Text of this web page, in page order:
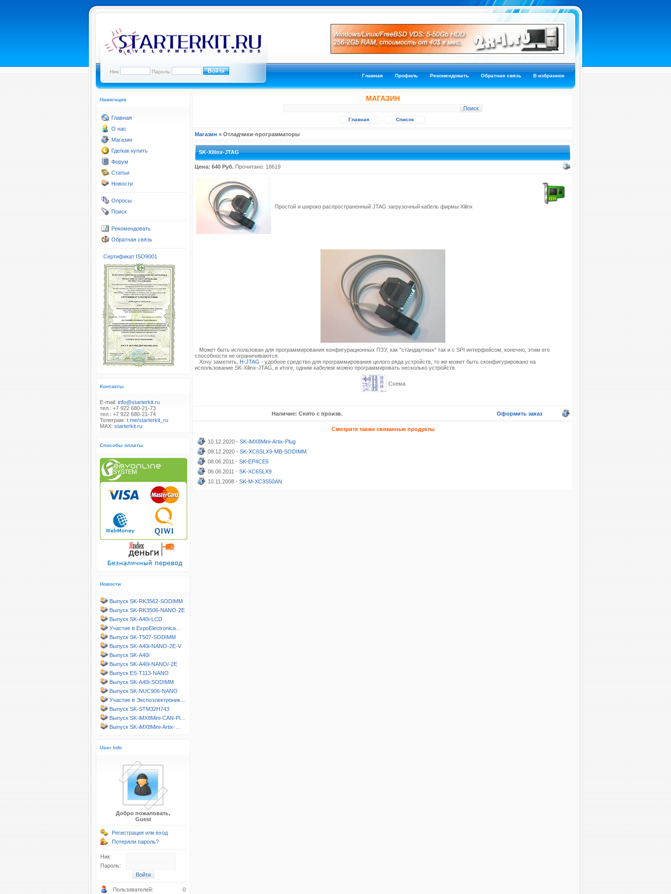
Ник: Пароль:
Главная Профиль Рекомендовать Обратная связь В избранное
Навигация
Главная
О нас
Магазин
Где/как купить
Форум
Статьи
Новости
Опросы
Поиск
Рекомендовать
Обратная связь
Сертификат ISO9001
Контакты
E-mail: info@starterkit.ru
тел.: +7 922 680-21-73
тел.: +7 922 680-21-74
Телеграм: t.me/starterkit_ru
MAX: starterkit.ru
Способы оплаты
Новости
Выпуск SK-RK3562-SODIMM
Выпуск SK-RK3506-NANO-2E
Выпуск SK-A40i-LCD
Участие в ExpoElectronica…
Выпуск SK-T507-SODIMM
Выпуск SK-A40i-NANO-2E-V
Выпуск SK-A40i
Выпуск SK-A40i-NANO/-2E
Выпуск ES-T113-NANO
Выпуск SK-A40i-SODIMM
Выпуск SK-NUC906-NANO
Участие в Экспоэлектроник…
Выпуск SK-STM32H743
Выпуск SK-iMX8Mini-CAN-Pl…
Выпуск SK-iMX8Mini-Artix-…
User Info
Добро пожаловать,
Guest
Регистрация или вход
Потеряли пароль?
Ник:
Пароль:
Пользователей: 0
МАГАЗИН
Главная Список
Магазин » Отладчики-программаторы
SK-Xilinx-JTAG
Цена: 640 Руб. Прочитано: 18619
Простой и широко распространенный JTAG загрузочный кабель фирмы Xilinx
Может быть использован для программирования конфигурационных ПЗУ, как "стандартных" так и с SPI интерфейсом, конечно, этим его
способности не ограничиваются.
Хочу заметить, H-JTAG - удобное средство для программирования целого ряда устройств, то же может быть сконфигурировано на
использование SK-Xilinx-JTAG, в итоге, одним кабелем можно программировать несколько устройств.
Схема
Наличие: Снято с произв. Оформить заказ
Смотрите также связанные продукты
10.12.2020 - SK-iMX8Mini-Artix-Plug
09.12.2020 - SK-XC6SLX9-MB-SODIMM
08.06.2011 - SK-EP4CE6
06.06.2011 - SK-XC6SLX9
10.11.2008 - SK-M-XC3S50AN